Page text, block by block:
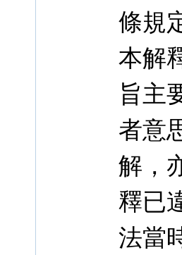
條規
本解
旨主
者意
解，
釋已
法當